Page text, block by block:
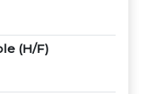
(H/F)